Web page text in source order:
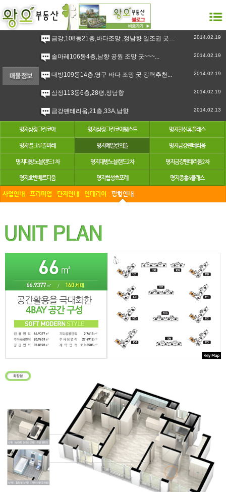
금강,108동21층,바다조망 ,정남향 일조권 굿 강력추천``~... 2014.02.19
솔마레106동4층,남향 공원 조망 굿~~~... 2014.02.19
대방109동14층,영구 바다 조망 굿 강력추천... 2014.02.19
삼정113동6층,28평,정남향 2014.02.19
금강펜테리움,21층,33A,남향 2014.02.13
명지삼정그린코아 명지삼정그린코아웨스트 명지한신휴플레스
명지엘크루솔마레 명지에일린의뜰 명지금강펜테리움
명지대방노블랜드1차 명지대방노블랜드2차 명지금강펜테리움2차
명지호반베르디움 명지협성휴포레 명지중흥S클래스
사업안내 프리미엄 단지안내 인테리어 평형안내